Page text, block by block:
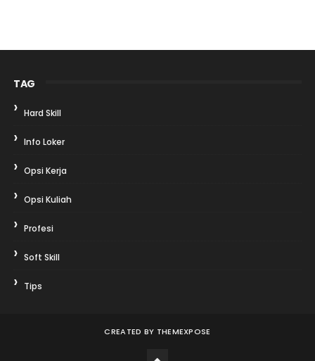
TAG
Hard Skill
Info Loker
Opsi Kerja
Opsi Kuliah
Profesi
Soft Skill
Tips
CREATED BY THEMEXPOSE